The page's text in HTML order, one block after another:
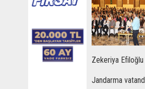
Zekeriya
Jandarma